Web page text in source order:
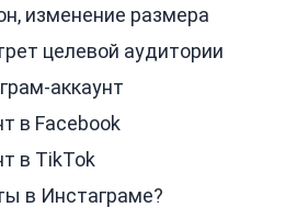
изменение размера
целевой аудитории
аккаунт
в Facebook
в TikTok
в Инстаграме?